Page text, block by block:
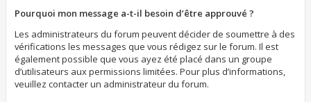
Pourquoi mon message a-t-il besoin d’être approuvé ?
Les administrateurs du forum peuvent décider de soumettre à des
vérifications les messages que vous rédigez sur le forum. Il est
également possible que vous ayez été placé dans un groupe
d’utilisateurs aux permissions limitées. Pour plus d’informations,
veuillez contacter un administrateur du forum.